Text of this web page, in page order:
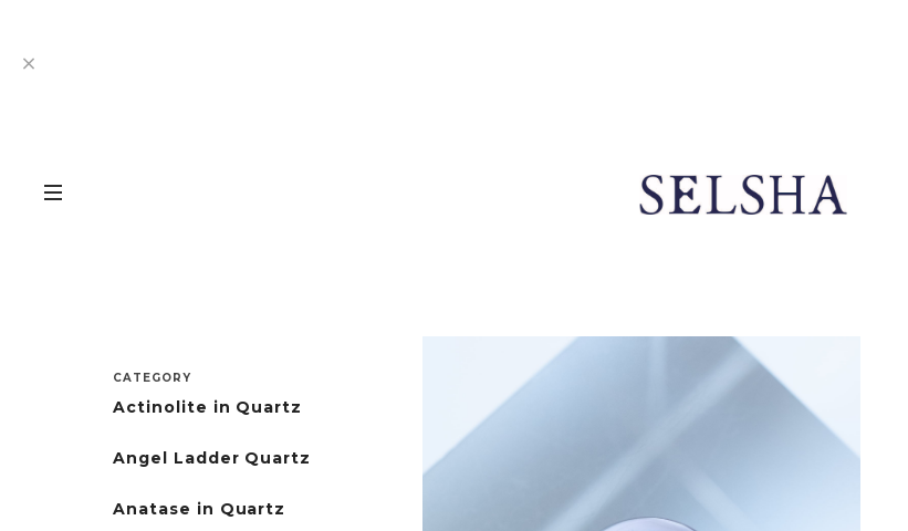
CATEGORY
Actinolite in Quartz
Angel Ladder Quartz
Anatase in Quartz